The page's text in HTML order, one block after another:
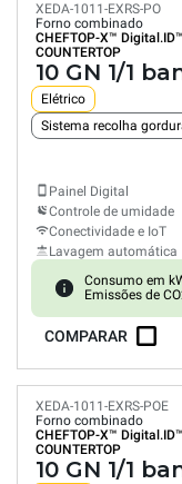
XEDA-1011-EXRS-PO
Forno combinado
CHEFTOP-X™ Digital.ID™
COUNTERTOP
10 GN 1/1
Elétrico
Sistema recolha
Painel Digital
Controle de umidade
Conectividade e IoT
Lavagem automática
Consumo em
Emissões de
COMPARAR
XEDA-1011-EXRS-POE
Forno combinado
CHEFTOP-X™ Digital.ID™
COUNTERTOP
10 GN 1/1